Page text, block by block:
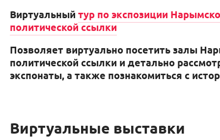
Виртуальный тур по экспозиции
политической ссылки
Позволяет виртуально посетить залы
политической ссылки и детально
экспонаты, а также познакомиться с
Виртуальные выставки